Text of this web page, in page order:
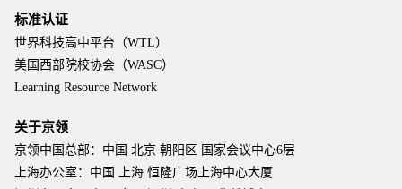
标准认证
世界科技高中平台（WTL）
美国西部院校协会（WASC）
Learning Resource Network
关于京领
京领中国总部：中国 北京 朝阳区 国家会议中心6层
上海办公室：中国 上海 恒隆广场上海中心大厦